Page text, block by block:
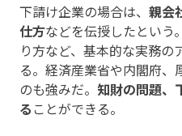
下請け企業の場合は、 親会
仕方などを伝授したという
り方など、基本的な実務
る。経済産業省や内閣府、
のも強みだ。 知財の問題、
る ことができる。